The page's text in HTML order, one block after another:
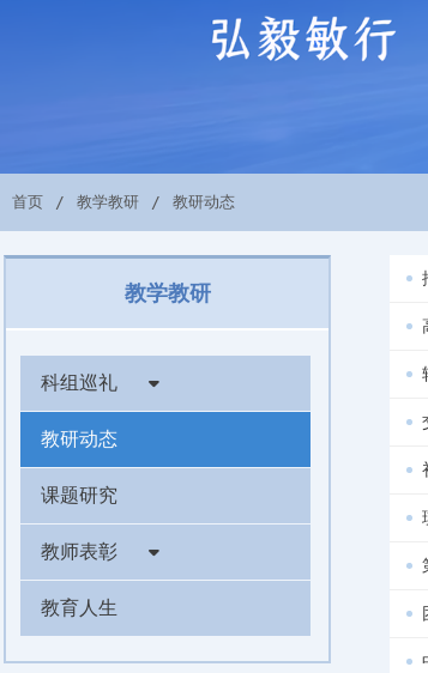
首页 教学教研 教研动态
教学教研
科组巡礼
教研动态
课题研究
教师表彰
教育人生